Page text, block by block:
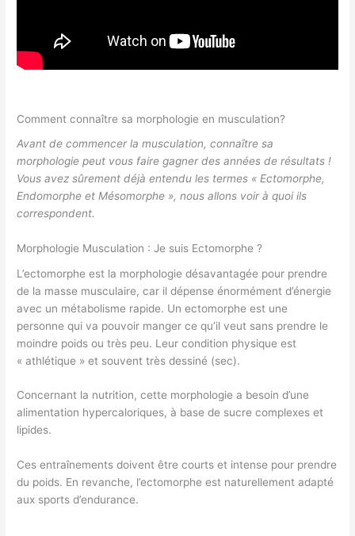
Comment connaître sa morphologie en musculation?
Avant de commencer la musculation, connaître sa
morphologie peut vous faire gagner des années de résultats !
Vous avez sûrement déjà entendu les termes « Ectomorphe,
Endomorphe et Mésomorphe », nous allons voir à quoi ils
correspondent.
Morphologie Musculation : Je suis Ectomorphe ?
L’ectomorphe est la morphologie désavantagée pour prendre
de la masse musculaire, car il dépense énormément d’énergie
avec un métabolisme rapide. Un ectomorphe est une
personne qui va pouvoir manger ce qu’il veut sans prendre le
moindre poids ou très peu. Leur condition physique est
« athlétique » et souvent très dessiné (sec).
Concernant la nutrition, cette morphologie a besoin d’une
alimentation hypercaloriques, à base de sucre complexes et
lipides.
Ces entraînements doivent être courts et intense pour prendre
du poids. En revanche, l’ectomorphe est naturellement adapté
aux sports d’endurance.